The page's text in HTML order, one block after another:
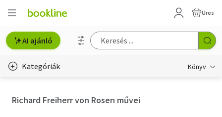
Üres
AI ajánló
Kategóriák Könyv
Richard Freiherr von Rosen művei